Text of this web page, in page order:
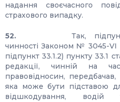
надання своєчасного
страхового випадку.
52.Так,
чинності Законом № 3045-VI
підпункт 33.1.2) пункту 33.1
редакції, чинній на
правовідносин,
яка може бути підставою
відшкодування, водій